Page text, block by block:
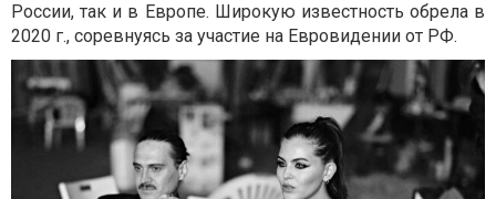
России, так и в Европе. Широкую известность обрела в
2020 г., соревнуясь за участие на Евровидении от РФ.